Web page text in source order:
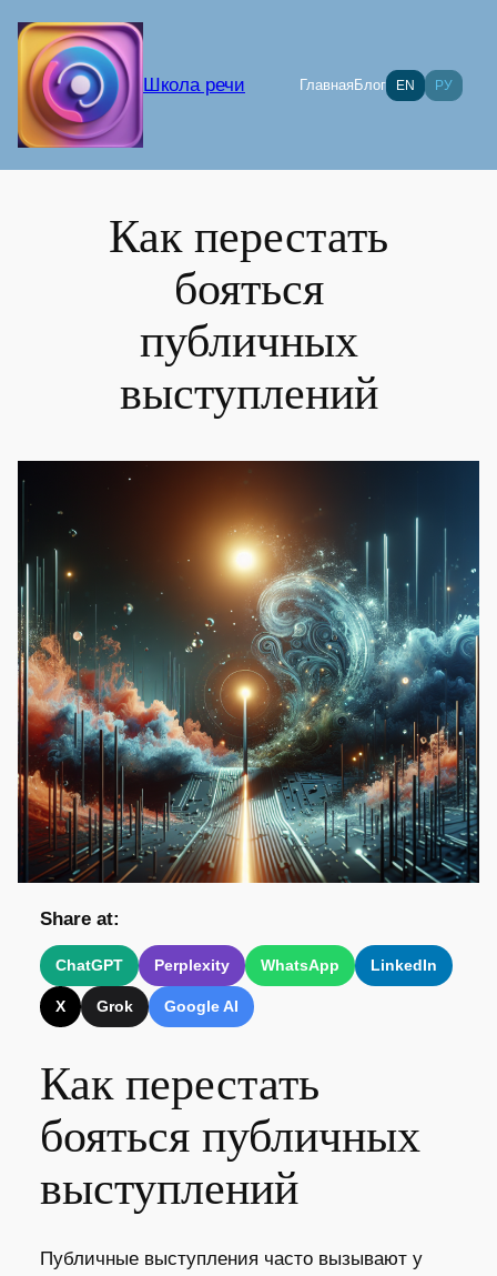
содержимому
Школа речи ГлавнаяБлог EN РУ
Как перестать
бояться
публичных
выступлений
Share at:
ChatGPT Perplexity WhatsApp LinkedIn
X Grok Google AI
Как перестать
бояться публичных
выступлений
Публичные выступления часто вызывают у